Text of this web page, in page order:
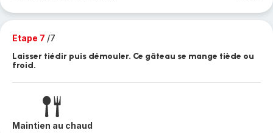
Etape 7 /7
Laisser tiédir puis démouler. Ce gâteau se mange tiède ou
froid.
Maintien au chaud